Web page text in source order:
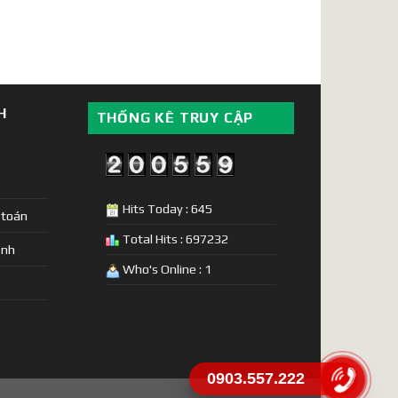
THỐNG KÊ TRUY CẬP
Hits Today : 645
Total Hits : 697232
Who's Online : 1
0903.557.222